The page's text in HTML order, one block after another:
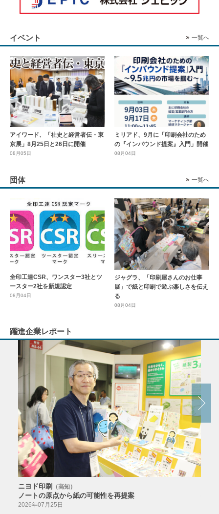
イベント 一覧へ
アイワード、「社史と経営者伝・東
京展」8月25日と26日に開催
08月05日
ミリアド、9月に「印刷会社のため
の『インバウンド提案』入門」開催
08月04日
団体 一覧へ
全印工連CSR、ワンスター3社とツ
ースター2社を新規認定
08月04日
ジャグラ、「印刷屋さんのお仕事
展」で紙と印刷で遊ぶ楽しさを伝え
る
08月04日
躍進企業レポート
ニヨド印刷 （高知）
ノートの原点から紙の可能性を再提案
2026年07月25日